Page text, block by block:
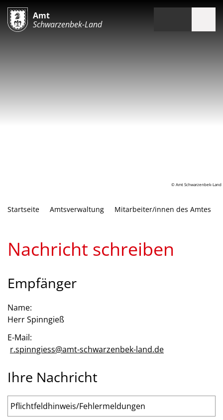
Amt
Schwarzenbek-Land
© Amt Schwarzenbek-Land
Startseite Amtsverwaltung Mitarbeiter/innen des Amtes
Nachricht schreiben
Empfänger
Name:
Herr Spinngieß
E-Mail:
r.spinngiess@amt-schwarzenbek-land.de
Ihre Nachricht